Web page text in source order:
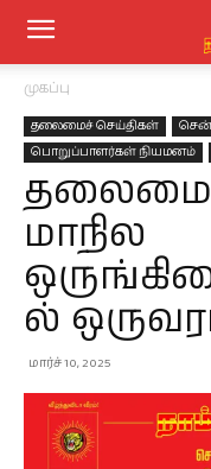
முகப்பு
தலைமைச் செய்திகள்
பொறுப்பாளர்கள் நியமனம்
தலைமை
மாநில
ல்
மார்ச் 10, 2025